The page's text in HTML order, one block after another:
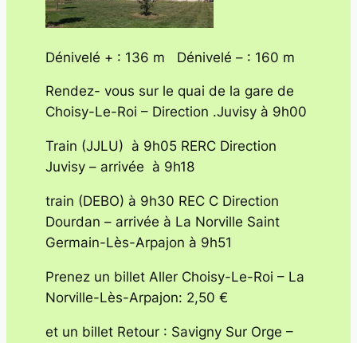
Dénivelé + : 136 m Dénivelé – : 160 m
Rendez- vous sur le quai de la gare de
Choisy-Le-Roi – Direction .Juvisy à 9h00
Train (JJLU) à 9h05 RERC Direction
Juvisy – arrivée à 9h18
train (DEBO) à 9h30 REC C Direction
Dourdan – arrivée à La Norville Saint
Germain-Lès-Arpajon à 9h51
Prenez un billet Aller Choisy-Le-Roi – La
Norville-Lès-Arpajon: 2,50 €
et un billet Retour : Savigny Sur Orge –